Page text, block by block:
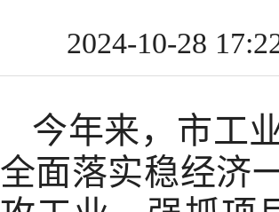
2024-10-28
今年来，市工
全面落实稳经济